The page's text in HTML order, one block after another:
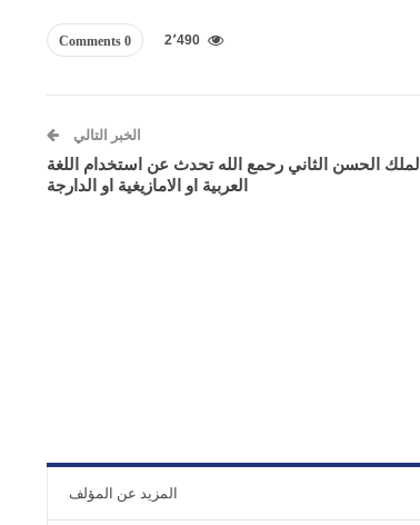
0 Comments 2٬490
الخبر التالي
الملك الحسن الثاني رحمع الله تحدث عن استخدام اللغة
العربية او الامازيغية او الدارجة
المزيد عن المؤلف